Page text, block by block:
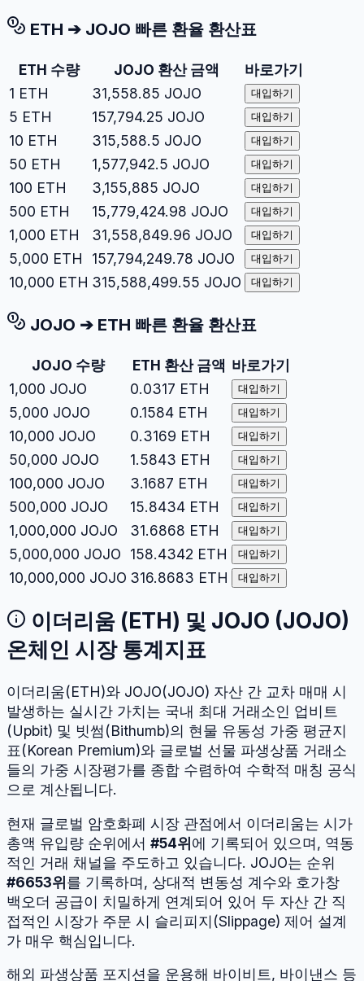
ETH ➔ JOJO 빠른 환율 환산표
ETH 수량 JOJO 환산 금액
바로가기
1 ETH 31,558.85 JOJO 대입하기
5 ETH 157,794.25 JOJO 대입하기
10 ETH 315,588.5 JOJO 대입하기
50 ETH 1,577,942.5 JOJO 대입하기
100 ETH 3,155,885 JOJO 대입하기
500 ETH 15,779,424.98 JOJO 대입하기
1,000 ETH 31,558,849.96 JOJO 대입하기
5,000 ETH 157,794,249.78 JOJO 대입하기
10,000 ETH 315,588,499.55 JOJO 대입하기
JOJO ➔ ETH 빠른 환율 환산표
JOJO 수량 ETH 환산 금액 바로가기
1,000 JOJO 0.0317 ETH 대입하기
5,000 JOJO 0.1584 ETH 대입하기
10,000 JOJO 0.3169 ETH 대입하기
50,000 JOJO 1.5843 ETH 대입하기
100,000 JOJO 3.1687 ETH 대입하기
500,000 JOJO 15.8434 ETH 대입하기
1,000,000 JOJO 31.6868 ETH 대입하기
5,000,000 JOJO 158.4342 ETH 대입하기
10,000,000 JOJO 316.8683 ETH 대입하기
이더리움 ( ETH ) 및 JOJO (JOJO)
온체인 시장 통계지표
이더리움(ETH)와 JOJO(JOJO) 자산 간 교차 매매 시
발생하는 실시간 가치는 국내 최대 거래소인 업비트
(Upbit) 및 빗썸(Bithumb)의 현물 유동성 가중 평균지
표(Korean Premium)와 글로벌 선물 파생상품 거래소
들의 가중 시장평가를 종합 수렴하여 수학적 매칭 공식
으로 계산됩니다.
현재 글로벌 암호화폐 시장 관점에서 이더리움는 시가
총액 유입량 순위에서 #54위에 기록되어 있으며, 역동
적인 거래 채널을 주도하고 있습니다. JOJO는 순위
#6653위를 기록하며, 상대적 변동성 계수와 호가창
백오더 공급이 치밀하게 연계되어 있어 두 자산 간 직
접적인 시장가 주문 시 슬리피지(Slippage) 제어 설계
가 매우 핵심입니다.
해외 파생상품 포지션을 운용해 바이비트, 바이낸스 등